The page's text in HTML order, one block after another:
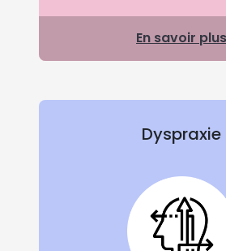
En savoir plus
Dyspraxie